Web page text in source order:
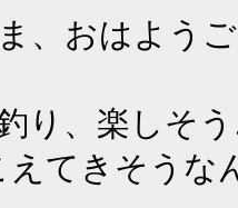
、おはよう
り、楽しそ
えてきそうな